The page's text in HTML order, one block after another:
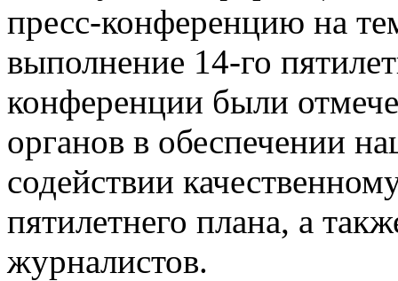
пресс-конференцию на
выполнение 14-го
конференции были
органов в обеспечении
содействии
пятилетнего плана, а
журналистов.